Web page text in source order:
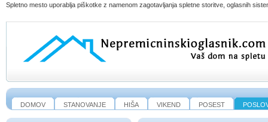
Spletno mesto uporablja piškotke z namenom zagotavljanja spletne storitve, oglasnih
DOMOV STANOVANJE HIŠA VIKEND POSEST